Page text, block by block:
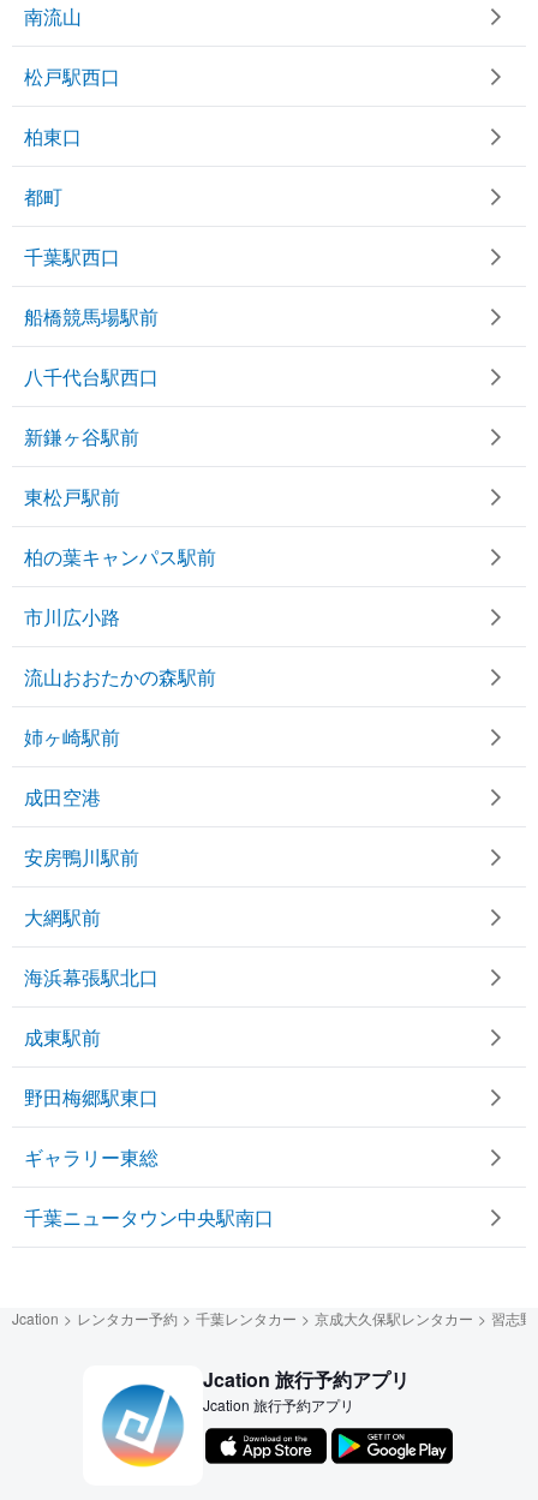
南流山
松戸駅西口
柏東口
都町
千葉駅西口
船橋競馬場駅前
八千代台駅西口
新鎌ヶ谷駅前
東松戸駅前
柏の葉キャンパス駅前
市川広小路
流山おおたかの森駅前
姉ヶ崎駅前
成田空港
安房鴨川駅前
大網駅前
海浜幕張駅北口
成東駅前
野田梅郷駅東口
ギャラリー東総
千葉ニュータウン中央駅南口
Jcation レンタカー予約 千葉レンタカー 京成大久保駅レンタカー 習志
Jcation 旅行予約アプリ
Jcation 旅行予約アプリ